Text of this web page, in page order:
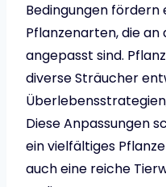
Bedingungen fördern
Pflanzenarten, die
angepasst sind.
diverse Sträucher
Diese Anpassungen
ein vielfältiges
auch eine reiche